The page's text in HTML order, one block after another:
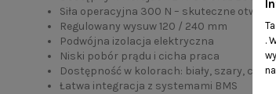
Siła operacyjna 300 N – skuteczne
Regulowany wysuw 120 / 240 mm
Podwójna izolacja elektryczna
Niski pobór prądu i cicha praca
Dostępność w kolorach: biały, szary,
Łatwa integracja z systemami BMS
.